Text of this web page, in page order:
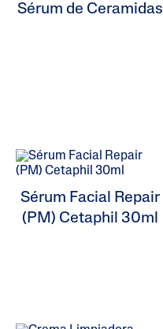
Sérum de Ceramidas
Sérum Facial Repair
(PM) Cetaphil 30ml